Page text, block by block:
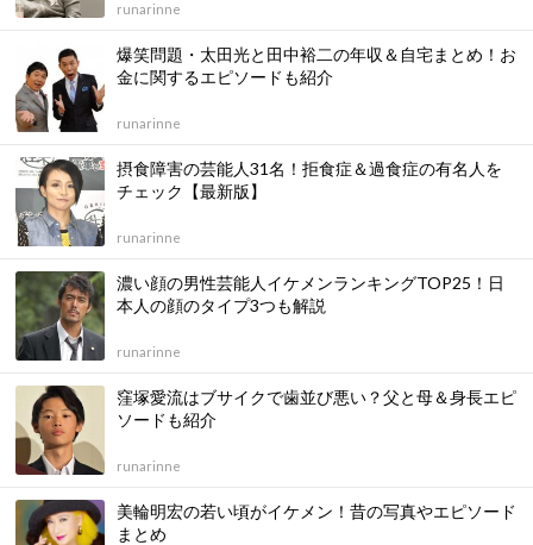
runarinne
爆笑問題・太田光と田中裕二の年収＆自宅まとめ！お
金に関するエピソードも紹介
runarinne
摂食障害の芸能人31名！拒食症＆過食症の有名人を
チェック【最新版】
runarinne
濃い顔の男性芸能人イケメンランキングTOP25！日
本人の顔のタイプ3つも解説
runarinne
窪塚愛流はブサイクで歯並び悪い？父と母＆身長エピ
ソードも紹介
runarinne
美輪明宏の若い頃がイケメン！昔の写真やエピソード
まとめ